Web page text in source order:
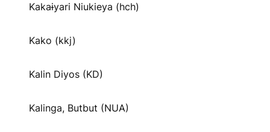
Kakaɨyari Niukieya (hch)
Kako (kkj)
Kalin Diyos (KD)
Kalinga, Butbut (NUA)